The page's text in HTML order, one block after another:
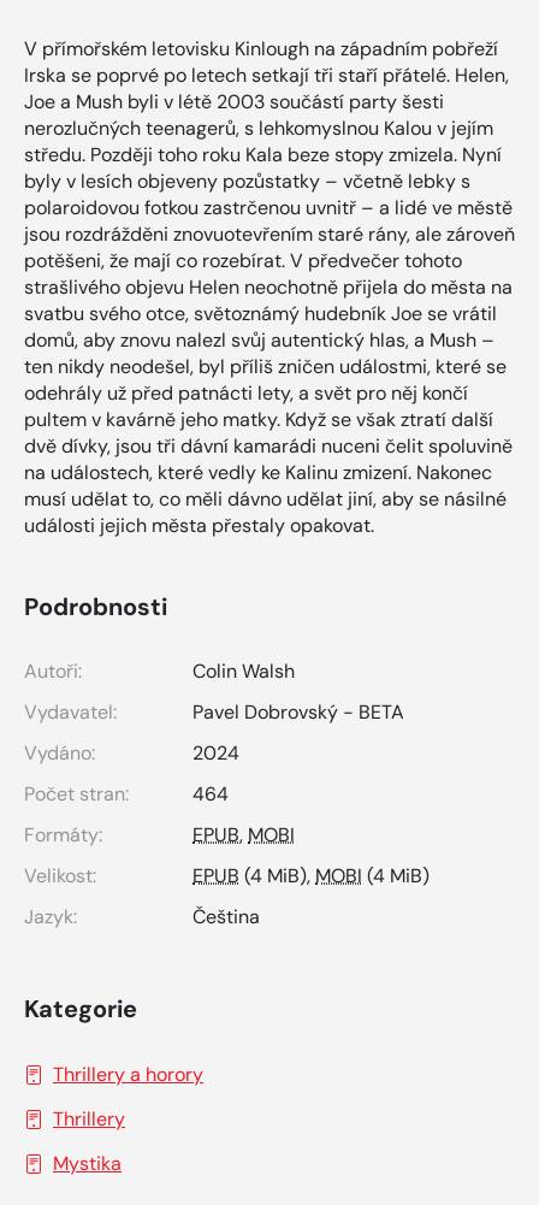
V přímořském letovisku Kinlough na západním pobřeží
Irska se poprvé po letech setkají tři staří přátelé. Helen,
Joe a Mush byli v létě 2003 součástí party šesti
nerozlučných teenagerů, s lehkomyslnou Kalou v jejím
středu. Později toho roku Kala beze stopy zmizela. Nyní
byly v lesích objeveny pozůstatky – včetně lebky s
polaroidovou fotkou zastrčenou uvnitř – a lidé ve městě
jsou rozdrážděni znovuotevřením staré rány, ale zároveň
potěšeni, že mají co rozebírat. V předvečer tohoto
strašlivého objevu Helen neochotně přijela do města na
svatbu svého otce, světoznámý hudebník Joe se vrátil
domů, aby znovu nalezl svůj autentický hlas, a Mush –
ten nikdy neodešel, byl příliš zničen událostmi, které se
odehrály už před patnácti lety, a svět pro něj končí
pultem v kavárně jeho matky. Když se však ztratí další
dvě dívky, jsou tři dávní kamarádi nuceni čelit spoluvině
na událostech, které vedly ke Kalinu zmizení. Nakonec
musí udělat to, co měli dávno udělat jiní, aby se násilné
události jejich města přestaly opakovat.
Podrobnosti
Autoři:
Colin Walsh
Vydavatel:
Pavel Dobrovský - BETA
Vydáno:
2024
Počet stran:
464
Formáty:
EPUB, MOBI
Velikost:
EPUB (4 MiB), MOBI (4 MiB)
Jazyk:
Čeština
Kategorie
Thrillery a horory
Thrillery
Mystika